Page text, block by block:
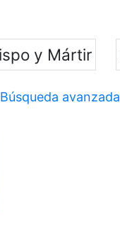
y Mártir
Búsqueda avanzada